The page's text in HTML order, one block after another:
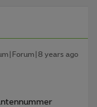
years ago